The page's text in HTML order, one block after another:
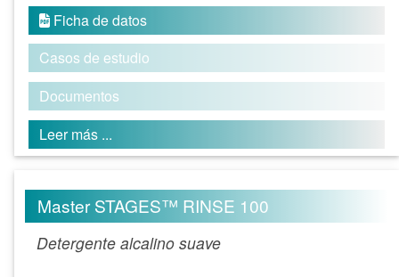
 Ficha de datos
Casos de estudio
Documentos
Leer más ...
Master STAGES™ RINSE 100
Detergente alcalino suave